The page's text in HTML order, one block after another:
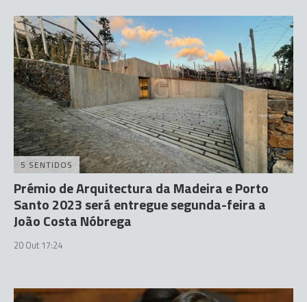
5 SENTIDOS
Prémio de Arquitectura da Madeira e Porto
Santo 2023 será entregue segunda-feira a
João Costa Nóbrega
20 Out 17:24